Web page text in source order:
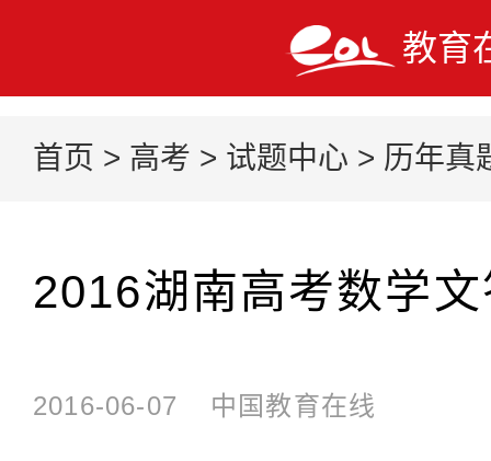
教育
首页 > 高考 > 试题中心 > 历年真
2016湖南高考数学
2016-06-07 中国教育在线